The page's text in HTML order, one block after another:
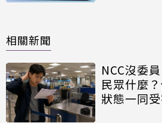
相關新聞
NCC沒委
民眾什麼
狀態一同